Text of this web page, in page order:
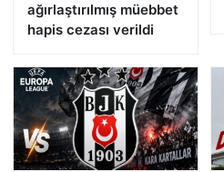
ağırlaştırılmış müebbet
hapis cezası verildi